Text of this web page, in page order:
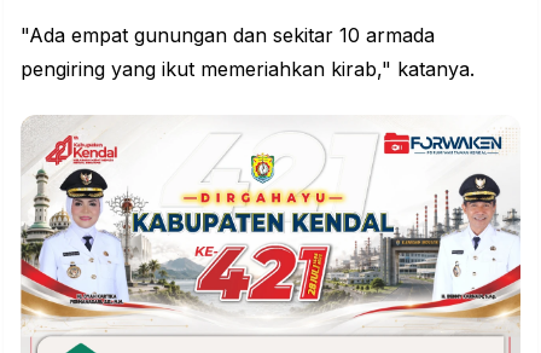
"Ada empat gunungan dan sekitar 10 armada
pengiring yang ikut memeriahkan kirab," katanya.